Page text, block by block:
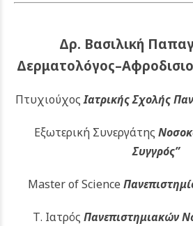
Δρ. Βασιλική
ΠτυχιούχοςΙατρικής Σχολής
Εξωτερική Συνεργάτης
Συγγρός”
Master of Science
Τ. Ιατρός Πανεπιστημιακών